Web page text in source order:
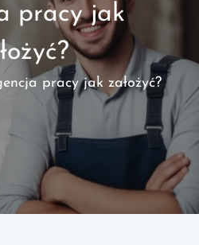
pracy jak
pracy jak założyć?